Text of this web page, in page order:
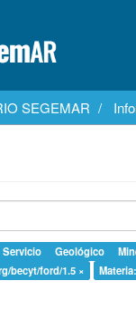
SEGEMAR
Geológico
becyt/ford/1.5 ×